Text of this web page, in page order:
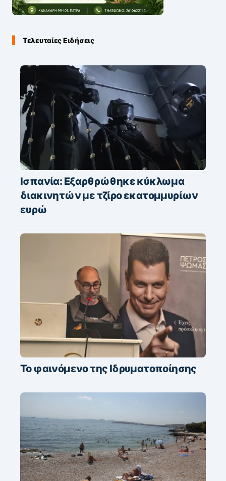
Τελευταίες Ειδήσεις
Ισπανία: Εξαρθρώθηκε κύκλωμα
διακινητών με τζίρο εκατομμυρίων
ευρώ
Το φαινόμενο της Ιδρυματοποίησης